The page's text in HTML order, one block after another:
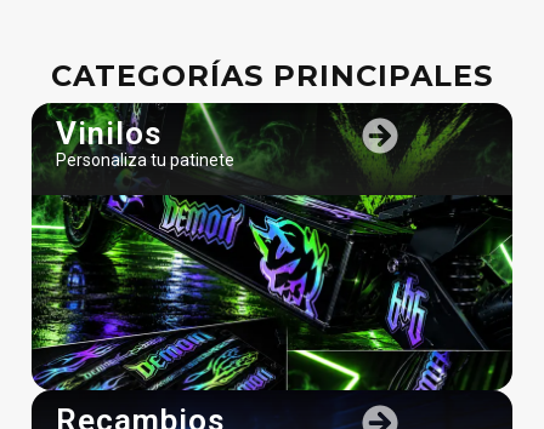
CATEGORÍAS PRINCIPALES
Vinilos
Personaliza tu patinete
Recambios